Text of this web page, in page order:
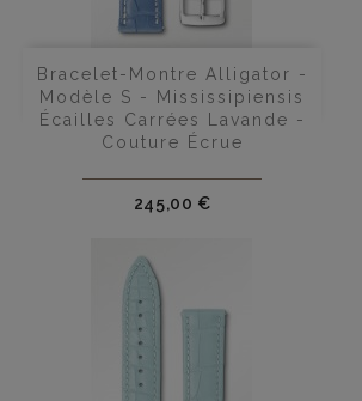
Bracelet-Montre Alligator -
Modèle S - Mississipiensis
Écailles Carrées Lavande -
Couture Écrue
Prix
245,00 €